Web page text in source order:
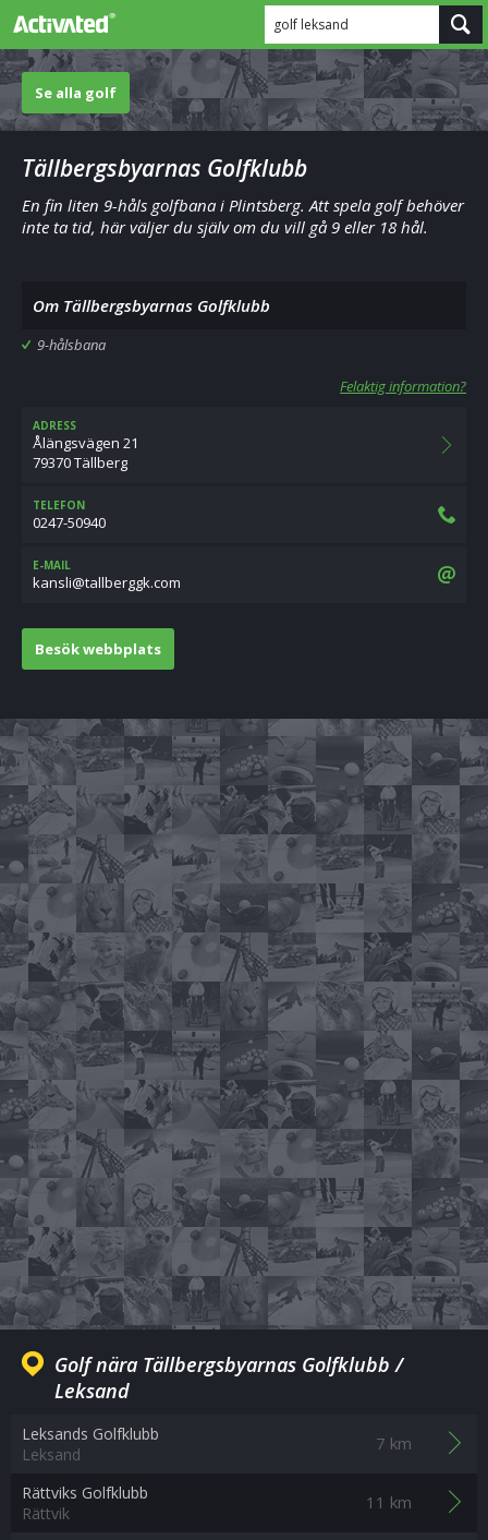
golf leksand
Se alla golf
Tällbergsbyarnas Golfklubb
En fin liten 9-håls golfbana i Plintsberg. Att spela golf behöver
inte ta tid, här väljer du själv om du vill gå 9 eller 18 hål.
Om Tällbergsbyarnas Golfklubb
9-hålsbana
Felaktig information?
ADRESS
Ålängsvägen 21
79370 Tällberg
TELEFON
0247-50940
E-MAIL
moc.kggrebllat@ilsnak
Besök webbplats
Golf nära Tällbergsbyarnas Golfklubb /
Leksand
Leksands Golfklubb
Leksand
7 km
Rättviks Golfklubb
Rättvik
11 km